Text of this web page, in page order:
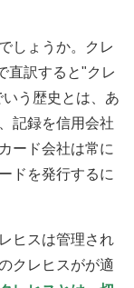
しょうか。クレ
直訳すると"クレ
う歴史とは、あ
記録を信用会社
ード会社は常に
ドを発行するに
ヒスは管理され
クレヒスがが適